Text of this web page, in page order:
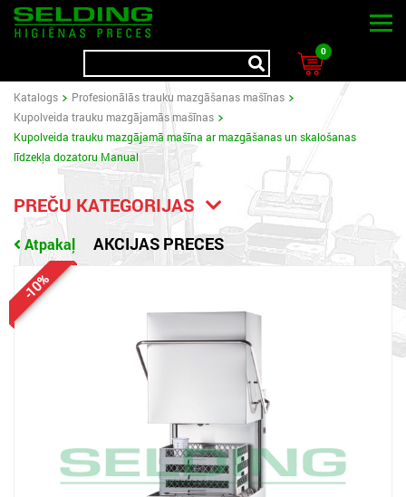
0
Katalogs
Profesionālās trauku mazgāšanas mašīnas
Kupolveida trauku mazgājamās mašīnas
Kupolveida trauku mazgājamā mašīna ar mazgāšanas un skalošanas
līdzekļa dozatoru Manual
PREČU KATEGORIJAS
Atpakaļ AKCIJAS PRECES
-10%